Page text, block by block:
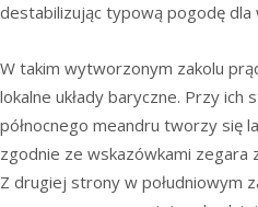
destabilizując typową pogodę dla
W takim wytworzonym zakolu
lokalne układy baryczne. Przy ich
północnego meandru tworzy się
zgodnie ze wskazówkami zegara
Z drugiej strony w południowym